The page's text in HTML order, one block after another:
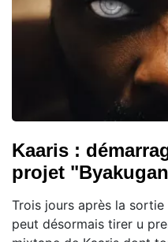
Kaaris :
projet
Trois jours après la
peut désormais tirer u